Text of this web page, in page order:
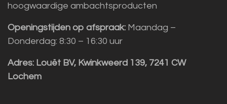
hoogwaardige ambachtsproducten
Openingstijden op afspraak: Maandag –
Donderdag: 8:30 – 16:30 uur
Adres: Louët BV, Kwinkweerd 139, 7241 CW
Lochem